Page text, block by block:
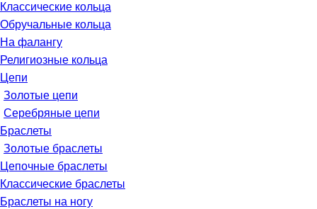
Классические кольца
Обручальные кольца
На фалангу
Религиозные кольца
Цепи
Золотые цепи
Серебряные цепи
Браслеты
Золотые браслеты
Цепочные браслеты
Классические браслеты
Браслеты на ногу